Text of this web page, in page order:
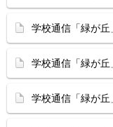
学校通信「緑が丘
学校通信「緑が丘
学校通信「緑が丘